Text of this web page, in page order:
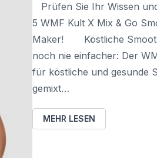
Prüfen Sie Ihr Wissen
5 WMF Kult X Mix & Go
Maker! Köstliche
noch nie einfacher: Der
für köstliche und gesunde
gemixt…
MEHR LESEN